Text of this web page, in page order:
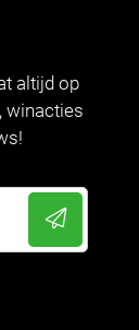
altijd op
winacties